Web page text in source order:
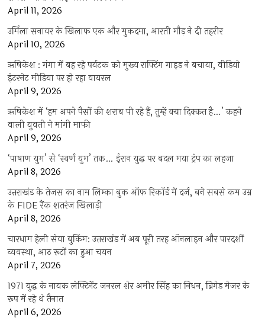
April 11, 2026
उर्मिला सनावर के खिलाफ एक और मुकदमा, आरती गौड़ ने दी तहरीर
April 10, 2026
ऋषिकेश : गंगा में बह रहे पर्यटक को मुख्य राफ्टिंग गाइड ने बचाया, वीडियो
इंटरनेट मीडिया पर हो रहा वायरल
April 9, 2026
ऋषिकेश में ‘हम अपने पैसों की शराब पी रहे हैं, तुम्हें क्या दिक्कत है…’ कहने
वाली युवती ने मांगी माफी
April 9, 2026
‘पाषाण युग’ से ‘स्वर्ण युग’ तक… ईरान युद्ध पर बदल गया ट्रंप का लहजा
April 8, 2026
उत्तराखंड के तेजस का नाम लिम्का बुक ऑफ रिकॉर्ड में दर्ज, बने सबसे कम उम्र
के FIDE रैंक शतरंज खिलाड़ी
April 8, 2026
चारधाम हेली सेवा बुकिंग: उत्तराखंड में अब पूरी तरह ऑनलाइन और पारदर्शी
व्यवस्था, आठ रूटों का हुआ चयन
April 7, 2026
1971 युद्ध के नायक लेफ्टिनेंट जनरल शेर अमीर सिंह का निधन, ब्रिगेड मेजर के
रूप में रहे थे तैनात
April 6, 2026